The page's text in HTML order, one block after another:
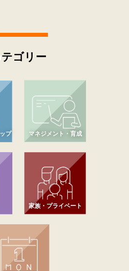
ゴリー
プ マネジメント・育成
家族・プライベート